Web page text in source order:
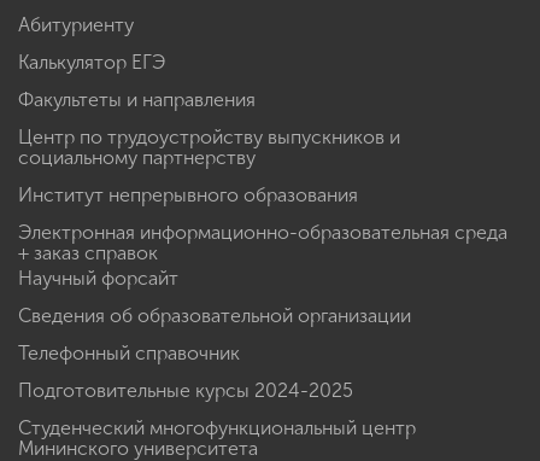
Абитуриенту
Калькулятор ЕГЭ
Факультеты и направления
Центр по трудоустройству выпускников и
социальному партнерству
Институт непрерывного образования
Электронная информационно-образовательная среда
+ заказ справок
Научный форсайт
Сведения об образовательной организации
Телефонный справочник
Подготовительные курсы 2024-2025
Студенческий многофункциональный центр
Мининского университета